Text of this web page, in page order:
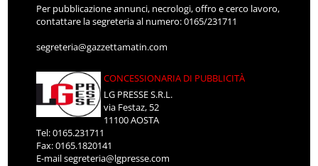
Per pubblicazione annunci, necrologi, offro e cerco lavoro,
contattare la segreteria al numero: 0165/231711
segreteria@gazzettamatin.com
CONCESSIONARIA DI PUBBLICITÀ
LG PRESSE S.R.L.
via Festaz, 52
11100 AOSTA
Tel: 0165.231711
Fax: 0165.1820141
E-mailsegreteria@lgpresse.com